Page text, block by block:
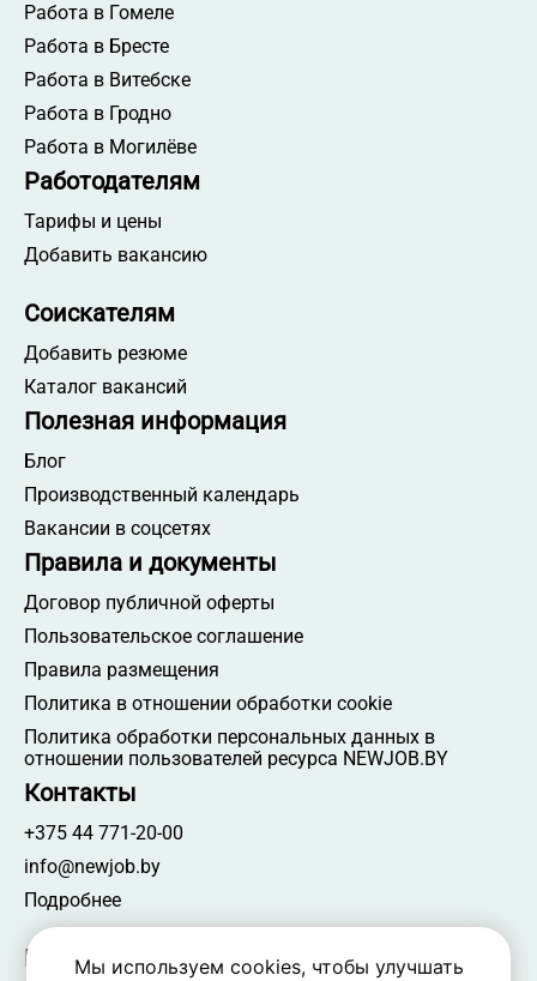
Работа в Гомеле
Работа в Бресте
Работа в Витебске
Работа в Гродно
Работа в Могилёве
Работодателям
Тарифы и цены
Добавить вакансию
Соискателям
Добавить резюме
Каталог вакансий
Полезная информация
Блог
Производственный календарь
Вакансии в соцсетях
Правила и документы
Договор публичной оферты
Пользовательское соглашение
Правила размещения
Политика в отношении обработки cookie
Политика обработки персональных данных в
отношении пользователей ресурса NEWJOB.BY
Контакты
+375 44 771-20-00
info@newjob.by
Подробнее
Мы в соцсетях
Мы используем cookies, чтобы улучшать